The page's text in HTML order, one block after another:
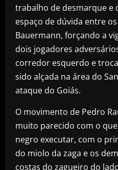
trabalho de desmarque e
espaço de dúvida entre
Bauermann, forçando a
dois jogadores
corredor esquerdo e
sido alçada na área do
ataque do Goiás.
O movimento de Pedro
muito parecido com o
negro executar, com o
do miolo da zaga e os
costas do zagueiro do